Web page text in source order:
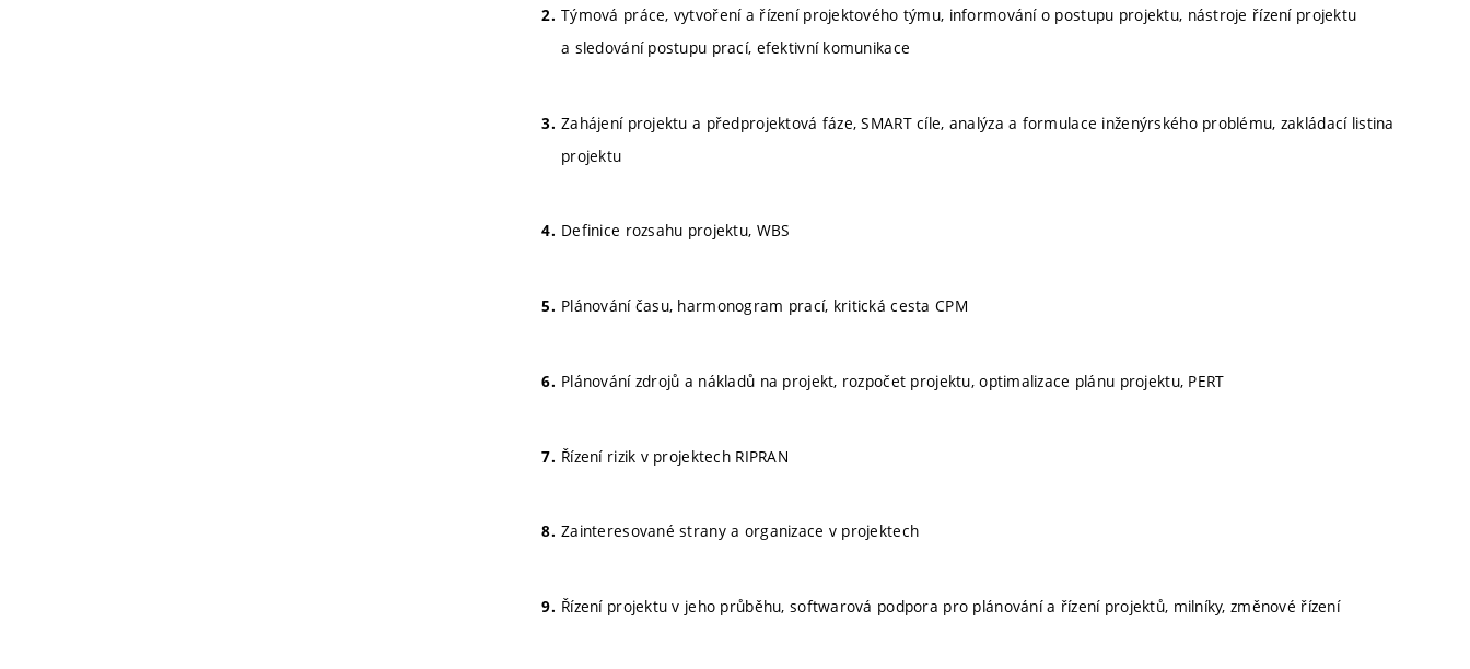
Týmová práce, vytvoření a řízení projektového týmu, informování o postupu projektu, nástroje řízení projektu
a sledování postupu prací, efektivní komunikace
Zahájení projektu a předprojektová fáze, SMART cíle, analýza a formulace inženýrského problému, zakládací listina
projektu
Definice rozsahu projektu, WBS
Plánování času, harmonogram prací, kritická cesta CPM
Plánování zdrojů a nákladů na projekt, rozpočet projektu, optimalizace plánu projektu, PERT
Řízení rizik v projektech RIPRAN
Zainteresované strany a organizace v projektech
Řízení projektu v jeho průběhu, softwarová podpora pro plánování a řízení projektů, milníky, změnové řízení